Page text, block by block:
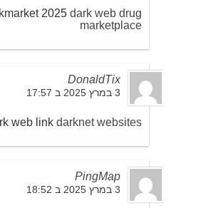
2025 dark web drug
marketplace
DonaldTix
3 במרץ 2025 ב 17:57
web link darknet websites
PingMap
3 במרץ 2025 ב 18:52